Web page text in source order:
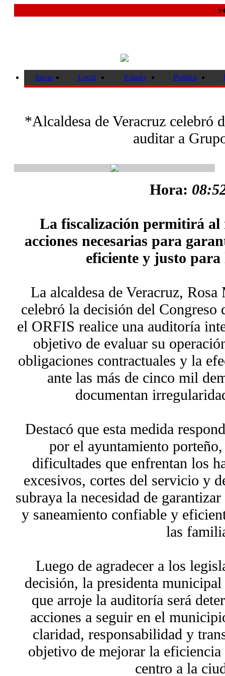
Inicio Local Estado Politica
*Alcaldesa de Veracruz celebró
auditar a
Hora:
La fiscalización permitirá
acciones necesarias para
eficiente y justo para
La alcaldesa de Veracruz,
celebró la decisión del Congreso
el ORFIS realice una auditoría
objetivo de evaluar su
obligaciones contractuales y la
ante las más de cinco mil
documentan
Destacó que esta medida
por el ayuntamiento
dificultades que enfrentan los
excesivos, cortes del servicio y
subraya la necesidad de
y saneamiento confiable y
las
Luego de agradecer a los
decisión, la presidenta
que arroje la auditoría será
acciones a seguir en el
claridad, responsabilidad y
objetivo de mejorar la
centro a la